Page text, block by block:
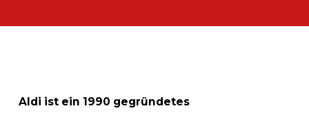
Aldi ist ein 1990 gegründetes